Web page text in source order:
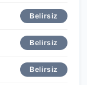
Belirsiz
Belirsiz
Belirsiz